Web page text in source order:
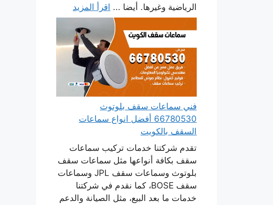
الرياضية وغيرها. أيضا ... اقرأ المزيد
فني سماعات سقف بلوتوث
66780530 أفضل انواع سماعات
السقف بالكويت
تقدم شركتنا خدمات تركيب سماعات
سقف بكافة أنواعها مثل سماعات سقف
بلوتوث وسماعات سقف JPL وسماعات
سقف BOSE، كما نقدم في شركتنا
خدمات ما بعد البيع، مثل الصيانة والدعم